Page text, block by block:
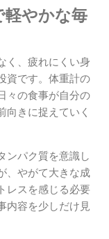
軽やかな毎
く、疲れにくい身
資です。体重計の
々の食事が自分の
向きに捉えていく
ンパク質を意識し
、やがて大きな成
レスを感じる必要
内容を少しだけ見